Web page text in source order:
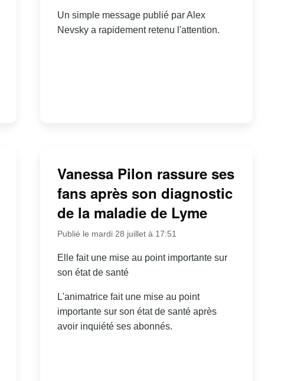
Un simple message publié par Alex
Nevsky a rapidement retenu l'attention.
Vanessa Pilon rassure ses
fans après son diagnostic
de la maladie de Lyme
Publié le mardi 28 juillet à 17:51
Elle fait une mise au point importante sur
son état de santé
L'animatrice fait une mise au point
importante sur son état de santé après
avoir inquiété ses abonnés.